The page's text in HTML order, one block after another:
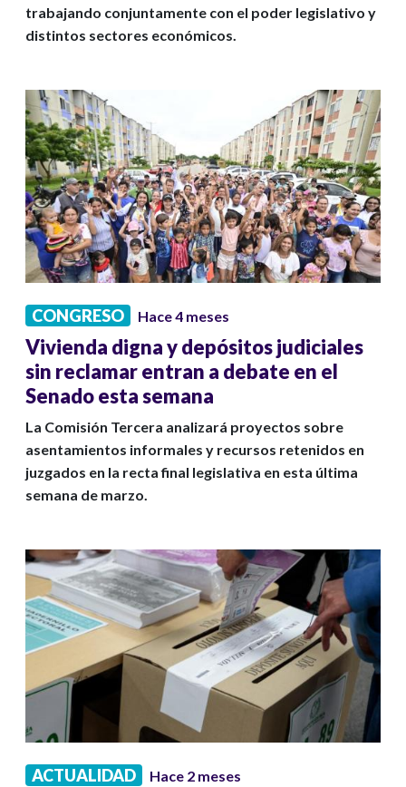
trabajando conjuntamente con el poder legislativo y
distintos sectores económicos.
CONGRESO Hace 4 meses
Vivienda digna y depósitos judiciales
sin reclamar entran a debate en el
Senado esta semana
La Comisión Tercera analizará proyectos sobre
asentamientos informales y recursos retenidos en
juzgados en la recta final legislativa en esta última
semana de marzo.
ACTUALIDAD Hace 2 meses